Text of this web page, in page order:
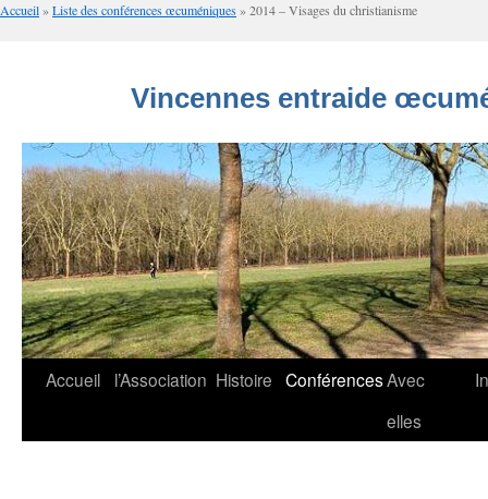
Accueil»Liste des conférences œcuméniques»2014 – Visages du christianisme
Vincennes entraide
Aller
Accueil l’Association Histoire ConférencesAvec
elles